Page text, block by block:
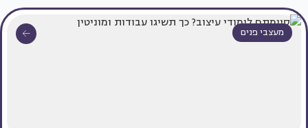
מעצבי פנים